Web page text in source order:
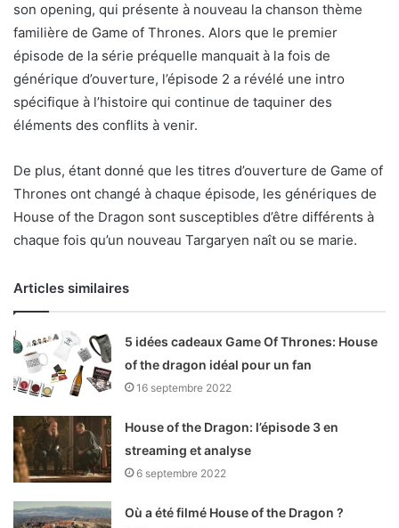
son opening, qui présente à nouveau la chanson thème
familière de Game of Thrones. Alors que le premier
épisode de la série préquelle manquait à la fois de
générique d’ouverture, l’épisode 2 a révélé une intro
spécifique à l’histoire qui continue de taquiner des
éléments des conflits à venir.
De plus, étant donné que les titres d’ouverture de Game of
Thrones ont changé à chaque épisode, les génériques de
House of the Dragon sont susceptibles d’être différents à
chaque fois qu’un nouveau Targaryen naît ou se marie.
Articles similaires
5 idées cadeaux Game Of Thrones: House
of the dragon idéal pour un fan
16 septembre 2022
House of the Dragon: l’épisode 3 en
streaming et analyse
6 septembre 2022
Où a été filmé House of the Dragon ?